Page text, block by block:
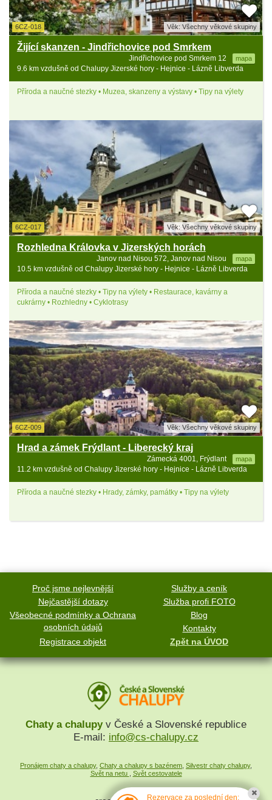
6CZ-018 Věk: Všechny věkové skupiny
Žijící skanzen - Jindřichovice pod Smrkem
Jindřichovice pod Smrkem 12 mapa
9.6 km vzdušně od Chalupy Jizerské hory - Hejnice - Lázně Libverda
Příroda a naučné stezky • Muzea, skanzeny a výstavy • Tipy na výlety
6CZ-017 Věk: Všechny věkové skupiny
Rozhledna Královka v Jizerských horách
Janov nad Nisou 572, Janov nad Nisou mapa
10.5 km vzdušně od Chalupy Jizerské hory - Hejnice - Lázně Libverda
Příroda a naučné stezky • Tipy na výlety • Restaurace, kavárny a
cukrárny • Rozhledny • Cyklotrasy
6CZ-009 Věk: Všechny věkové skupiny
Hrad a zámek Frýdlant - Liberecký kraj
Zámecká 4001, Frýdlant mapa
11.2 km vzdušně od Chalupy Jizerské hory - Hejnice - Lázně Libverda
Příroda a naučné stezky • Hrady, zámky, památky • Tipy na výlety
Proč jsme nejlevnější
Služby a ceník
Nejčastější dotazy
Služba profi FOTO
Všeobecné podmínky a Ochrana
osobních údajů
Blog
Kontakty
Registrace objekt
Zpět na ÚVOD
Chaty a chalupyv České a Slovenské republice
E-mail: info@cs-chalupy.cz
Pronájem chaty a chalupy, Chaty a chalupy s bazénem, Silvestr chaty chalupy,
Svět na netu , Svět cestovatele
Rezervace za poslední den: